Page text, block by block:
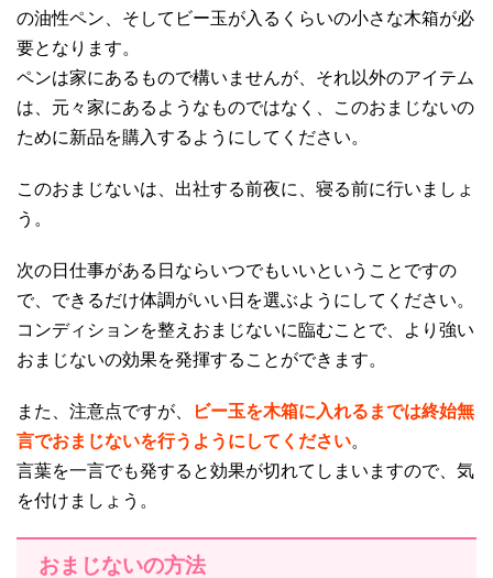
の油性ペン、そしてビー玉が入るくらいの小さな木箱が必
要となります。
ペンは家にあるもので構いませんが、それ以外のアイテム
は、元々家にあるようなものではなく、このおまじないの
ために新品を購入するようにしてください。
このおまじないは、出社する前夜に、寝る前に行いましょ
う。
次の日仕事がある日ならいつでもいいということですの
で、できるだけ体調がいい日を選ぶようにしてください。
コンディションを整えおまじないに臨むことで、より強い
おまじないの効果を発揮することができます。
また、注意点ですが、
ビー玉を木箱に入れるまでは終始無
言でおまじないを行うようにしてください。
言葉を一言でも発すると効果が切れてしまいますので、気
を付けましょう。
おまじないの方法